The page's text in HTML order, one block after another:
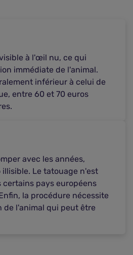
à l'œil nu, ce qui
immédiate de l'animal.
inférieur à celui de
entre 60 et 70 euros
avec les années,
Le tatouage n'est
pays européens
la procédure nécessite
de l'animal qui peut être